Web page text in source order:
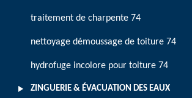
traitement de charpente 74
nettoyage démoussage de toiture 74
hydrofuge incolore pour toiture 74
ZINGUERIE & ÉVACUATION DES EAUX